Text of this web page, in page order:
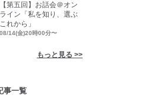
【第五回】お話会＠オン
ライン「私を知り、選ぶ
これから」
08/14(金)20時00分〜
もっと見る >>
事一覧